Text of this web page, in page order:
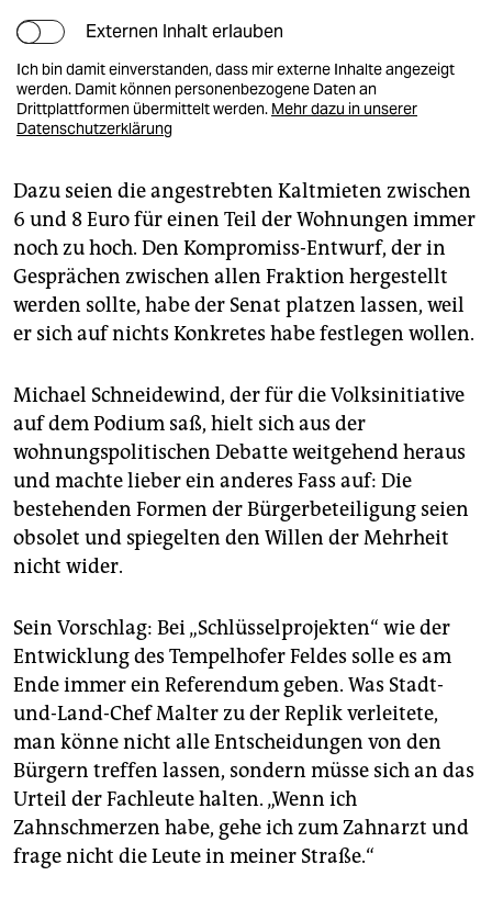
Externen Inhalt erlauben
Ich bin damit einverstanden, dass mir externe Inhalte angezeigt
werden. Damit können personenbezogene Daten an
Drittplattformen übermittelt werden. Mehr dazu in unserer
Datenschutzerklärung
Dazu seien die angestrebten Kaltmieten zwischen
6 und 8 Euro für einen Teil der Wohnungen immer
noch zu hoch. Den Kompromiss-Entwurf, der in
Gesprächen zwischen allen Fraktion hergestellt
werden sollte, habe der Senat platzen lassen, weil
er sich auf nichts Konkretes habe festlegen wollen.
Michael Schneidewind, der für die Volksinitiative
auf dem Podium saß, hielt sich aus der
wohnungspolitischen Debatte weitgehend heraus
und machte lieber ein anderes Fass auf: Die
bestehenden Formen der Bürgerbeteiligung seien
obsolet und spiegelten den Willen der Mehrheit
nicht wider.
Sein Vorschlag: Bei „Schlüsselprojekten“ wie der
Entwicklung des Tempelhofer Feldes solle es am
Ende immer ein Referendum geben. Was Stadt-
und-Land-Chef Malter zu der Replik verleitete,
man könne nicht alle Entscheidungen von den
Bürgern treffen lassen, sondern müsse sich an das
Urteil der Fachleute halten. „Wenn ich
Zahnschmerzen habe, gehe ich zum Zahnarzt und
frage nicht die Leute in meiner Straße.“